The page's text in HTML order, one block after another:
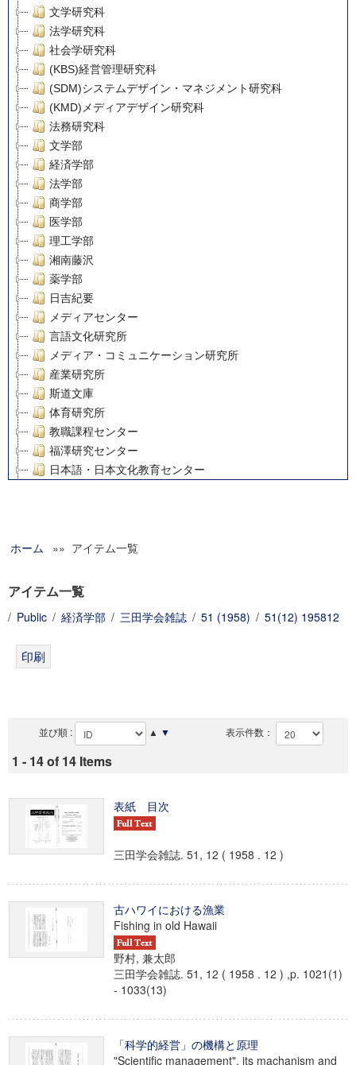
文学研究科
法学研究科
社会学研究科
(KBS)経営管理研究科
(SDM)システムデザイン・マネジメント研究科
(KMD)メディアデザイン研究科
法務研究科
文学部
経済学部
法学部
商学部
医学部
理工学部
湘南藤沢
薬学部
日吉紀要
メディアセンター
言語文化研究所
メディア・コミュニケーション研究所
産業研究所
斯道文庫
体育研究所
教職課程センター
福澤研究センター
日本語・日本文化教育センター
グローバルリサーチインスティテュート
科学研究費補助金研究成果報告書
慶應義塾大学グローバルCOEプログラム市民社会ガバナンス
ホーム »» アイテム一覧
アイテム一覧
/ Public / 経済学部 / 三田学会雑誌 / 51 (1958) / 51(12) 195812
並び順 : ▲ ▼ 表示件数：
1 - 14 of 14 Items
表紙 目次
三田学会雑誌. 51, 12 ( 1958 . 12 )
古ハワイにおける漁業
Fishing in old Hawaii
野村, 兼太郎
三田学会雑誌. 51, 12 ( 1958 . 12 ) ,p. 1021(1)
- 1033(13)
「科学的経営」の機構と原理
"Scientific management", its machanism and